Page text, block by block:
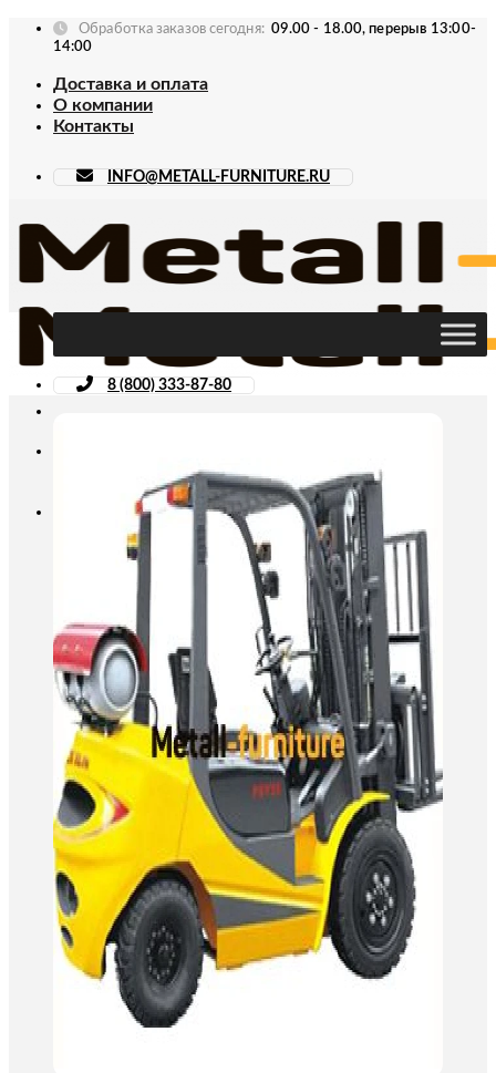
Skip
Обработка заказов сегодня: 09.00 - 18.00, перерыв 13:00-
14:00
Доставка и оплата
О компании
Контакты
INFO@METALL-FURNITURE.RU
8 (800) 333-87-80